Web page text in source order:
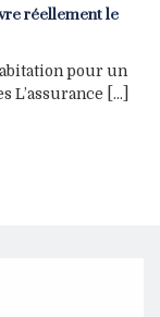
réellement le
pour un
[...]